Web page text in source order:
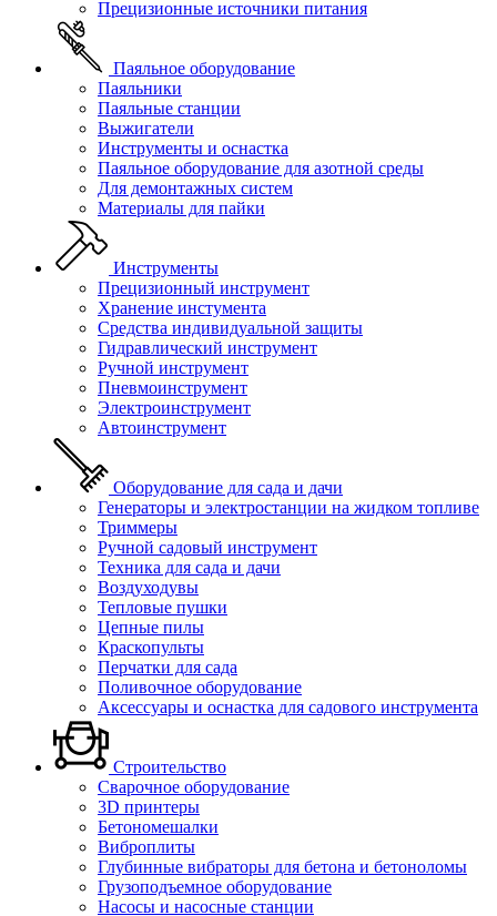
Прецизионные источники питания
Паяльное оборудование
Паяльники
Паяльные станции
Выжигатели
Инструменты и оснастка
Паяльное оборудование для азотной среды
Для демонтажных систем
Материалы для пайки
Инструменты
Прецизионный инструмент
Хранение инстумента
Средства индивидуальной защиты
Гидравлический инструмент
Ручной инструмент
Пневмоинструмент
Электроинструмент
Автоинструмент
Оборудование для сада и дачи
Генераторы и электростанции на жидком топливе
Триммеры
Ручной садовый инструмент
Техника для сада и дачи
Воздуходувы
Тепловые пушки
Цепные пилы
Краскопульты
Перчатки для сада
Поливочное оборудование
Аксессуары и оснастка для садового инструмента
Строительство
Сварочное оборудование
3D принтеры
Бетономешалки
Виброплиты
Глубинные вибраторы для бетона и бетоноломы
Грузоподъемное оборудование
Насосы и насосные станции